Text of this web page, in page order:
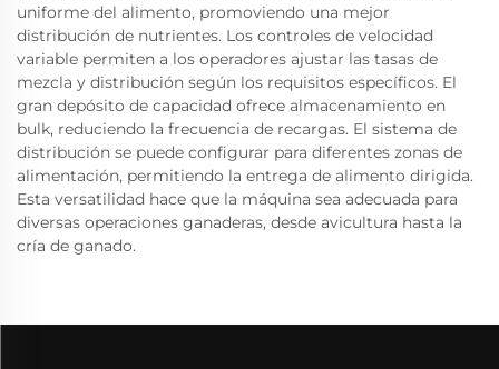
uniforme del alimento, promoviendo una mejor
distribución de nutrientes. Los controles de velocidad
variable permiten a los operadores ajustar las tasas de
mezcla y distribución según los requisitos específicos. El
gran depósito de capacidad ofrece almacenamiento en
bulk, reduciendo la frecuencia de recargas. El sistema de
distribución se puede configurar para diferentes zonas de
alimentación, permitiendo la entrega de alimento dirigida.
Esta versatilidad hace que la máquina sea adecuada para
diversas operaciones ganaderas, desde avicultura hasta la
cría de ganado.